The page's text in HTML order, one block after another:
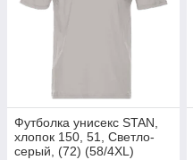
Футболка унисекс STAN,
хлопок 150, 51, Светло-
серый, (72) (58/4XL)